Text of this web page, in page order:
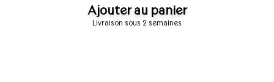
Ajouter au panier
Livraison sous 2 semaines